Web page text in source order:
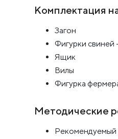
Комплектация
Загон
Фигурки свиней
Ящик
Вилы
Фигурка
Методические
Рекомендуемый